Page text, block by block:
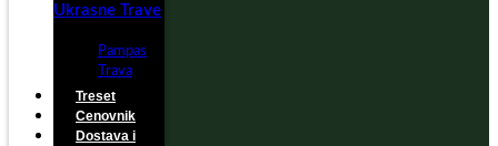
Ukrasne Trave
Pampas
Trava
Treset
Cenovnik
Dostava i